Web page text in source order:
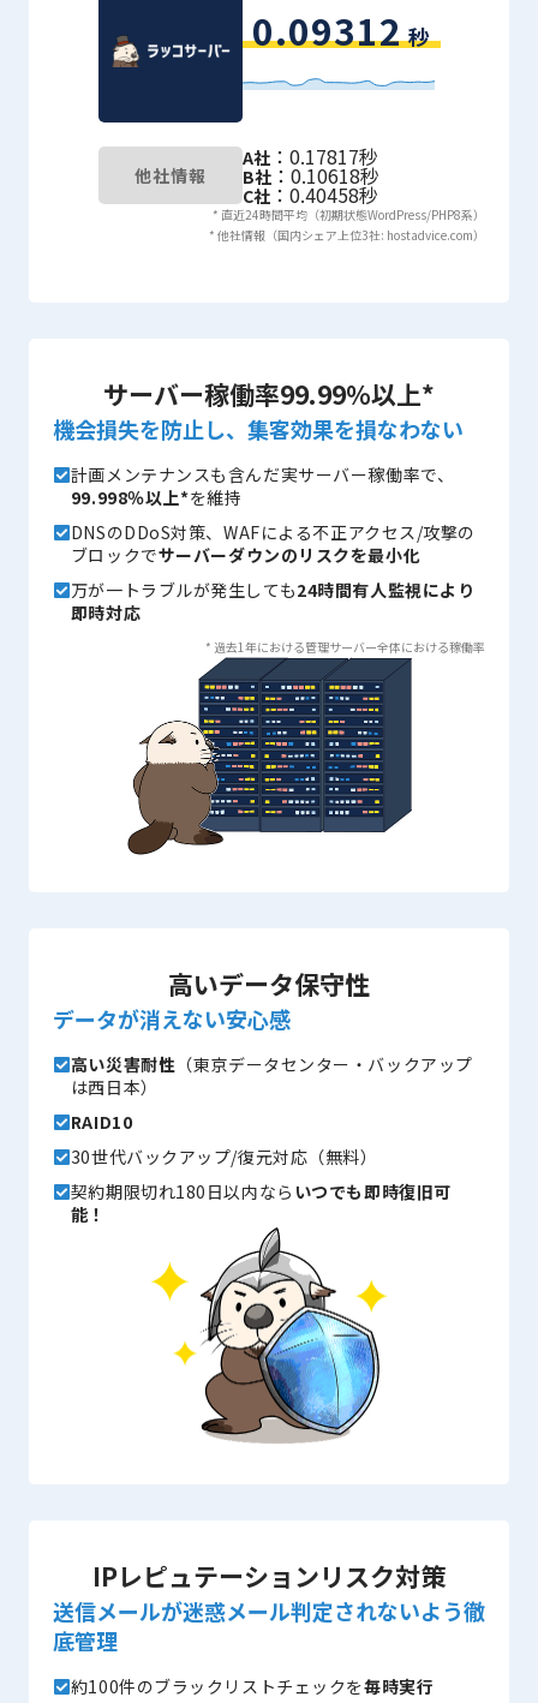
0.09312秒
他社情報
A社 ：0.17817秒
B社：0.10618秒
C社 ：0.40458秒
* 直近24時間平均（初期状態WordPress/PHP8系）
* 他社情報（国内シェア上位3社: hostadvice.com）
サーバー稼働率99.99％以上*
機会損失を防止し、集客効果を損なわない
計画メンテナンスも含んだ実サーバー稼働率で、
99.998％以上*を維持
DNSのDDoS対策、WAFによる不正アクセス/攻撃の
ブロックでサーバーダウンのリスクを最小化
万が一トラブルが発生しても24時間有人監視により
即時対応
* 過去1年における管理サーバー全体における稼働率
高いデータ保守性
データが消えない安心感
高い災害耐性 （東京データセンター・バックアップ
は西日本）
RAID10
30世代バックアップ/復元対応（無料）
契約期限切れ180日以内なら いつでも即時復旧可
能！
IPレピュテーションリスク対策
送信メールが迷惑メール判定されないよう徹
底管理
約100件のブラックリストチェックを毎時実行